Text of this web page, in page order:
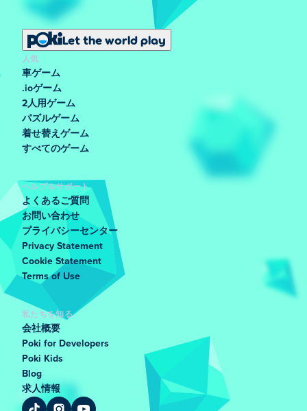
Let the world play
人気
車ゲーム
.ioゲーム
2人用ゲーム
パズルゲーム
着せ替えゲーム
すべてのゲーム
ヘルプ＆サポート
よくあるご質問
お問い合わせ
プライバシーセンター
Privacy Statement
Cookie Statement
Terms of Use
私たちを知る
会社概要
Poki for Developers
Poki Kids
Blog
求人情報